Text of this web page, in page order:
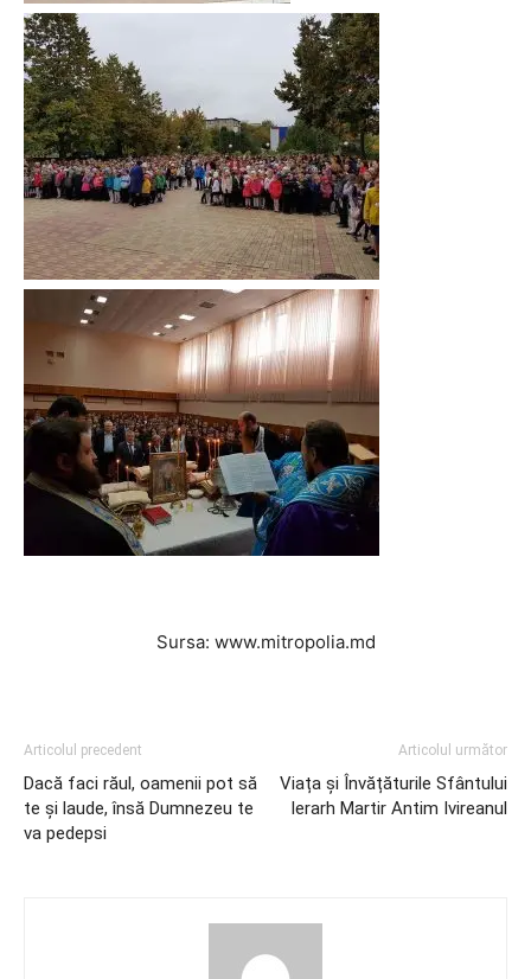
Sursa: www.mitropolia.md
Articolul precedent
Dacă faci răul, oamenii pot să
te şi laude, însă Dumnezeu te
va pedepsi
Articolul următor
Viața și Învățăturile Sfântului
Ierarh Martir Antim Ivireanul